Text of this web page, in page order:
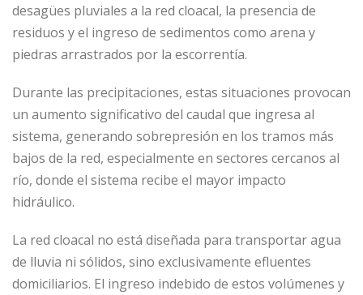
desagües pluviales a la red cloacal, la presencia de
residuos y el ingreso de sedimentos como arena y
piedras arrastrados por la escorrentía.
Durante las precipitaciones, estas situaciones provocan
un aumento significativo del caudal que ingresa al
sistema, generando sobrepresión en los tramos más
bajos de la red, especialmente en sectores cercanos al
río, donde el sistema recibe el mayor impacto
hidráulico.
La red cloacal no está diseñada para transportar agua
de lluvia ni sólidos, sino exclusivamente efluentes
domiciliarios. El ingreso indebido de estos volúmenes y